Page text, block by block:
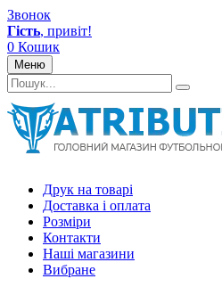
Звонок
Гість, привіт!
0 Кошик
Меню
Друк на товарі
Доставка і оплата
Розміри
Контакти
Наші магазини
Вибране